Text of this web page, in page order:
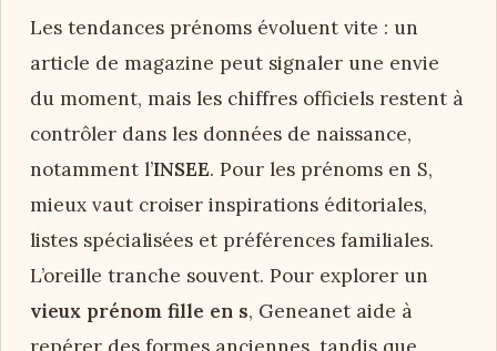
Les tendances prénoms évoluent vite : un
article de magazine peut signaler une envie
du moment, mais les chiffres officiels restent à
contrôler dans les données de naissance,
notamment l’INSEE. Pour les prénoms en S,
mieux vaut croiser inspirations éditoriales,
listes spécialisées et préférences familiales.
L’oreille tranche souvent. Pour explorer un
vieux prénom fille en s, Geneanet aide à
repérer des formes anciennes, tandis que